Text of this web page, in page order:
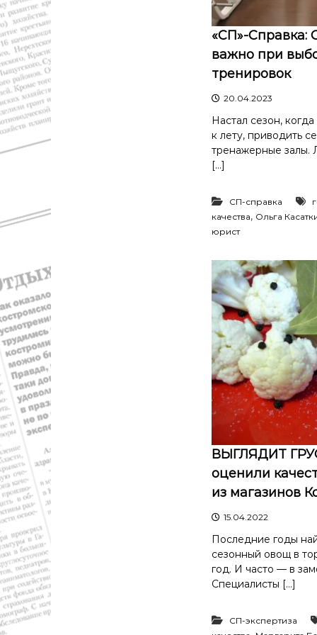
а
в
д
а
"
т
и
о
с
р
о
м
ы
и
о
с
т
р
м
с
к
й
о
б
л
а
т
.
Н
о
в
с
т
и
,
п
и
«СП»-Справка:
важно при
тренировок
20.04.2023
Настал сезон,
к лету, приводить
тренажерные залы.
[…]
СП-справка
качества, Ольга
юрист
ВЫГЛЯДИТ
оценили
из магазинов
15.04.2022
Последние годы
сезонный овощ в
год. И часто — в
Специалисты […]
СП-экспертиза